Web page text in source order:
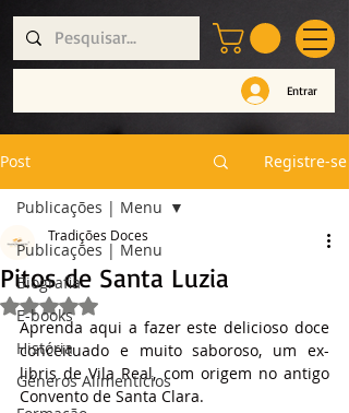
Entrar
Post Registre-se
Publicações | Menu
Biografia
E-books
História
Géneros Alimentícios
Publicações | Menu
Pitos de Santa Luzia
Tradições Doces
Avaliado com NaN de 5 estrelas.
Aprenda aqui a fazer este delicioso doce
conceituado e muito saboroso, um ex-
libris de Vila Real, com origem no antigo
Convento de Santa Clara.